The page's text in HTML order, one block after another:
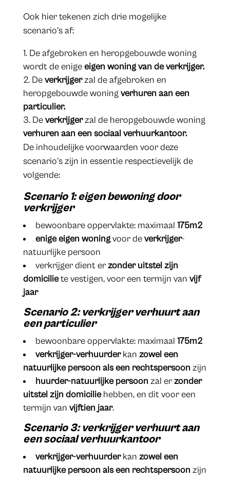
Ook hier tekenen zich drie mogelijke
scenario’s af:
De afgebroken en heropgebouwde woning
wordt de enigeeigen woning van de verkrijger.
Deverkrijgerzal de afgebroken en
heropgebouwde woningverhuren aan een
particulier.
Deverkrijgerzal de heropgebouwde woning
verhuren aan een sociaal verhuurkantoor.
De inhoudelijke voorwaarden voor deze
scenario’s zijn in essentie respectievelijk de
volgende:
Scenario 1:eigen bewoning door
verkrijger
bewoonbare oppervlakte: maximaal 175m2
enige eigen woningvoor deverkrijger-
natuurlijke persoon
verkrijger dient erzonder uitstel zijn
domiciliete vestigen, voor een termijn van vijf
jaar
Scenario 2: verkrijger verhuurt aan
een particulier
bewoonbare oppervlakte: maximaal 175m2
verkrijger-verhuurderkan zowel een
natuurlijke persoon als een rechtspersoon zijn
huurder-natuurlijke persoon zal erzonder
uitstel zijn domiciliehebben, en dit voor een
termijn van vijftien jaar.
Scenario 3:verkrijgerverhuurt aan
een sociaal verhuurkantoor
verkrijger-verhuurderkan zowel een
natuurlijke persoon als een rechtspersoon zijn